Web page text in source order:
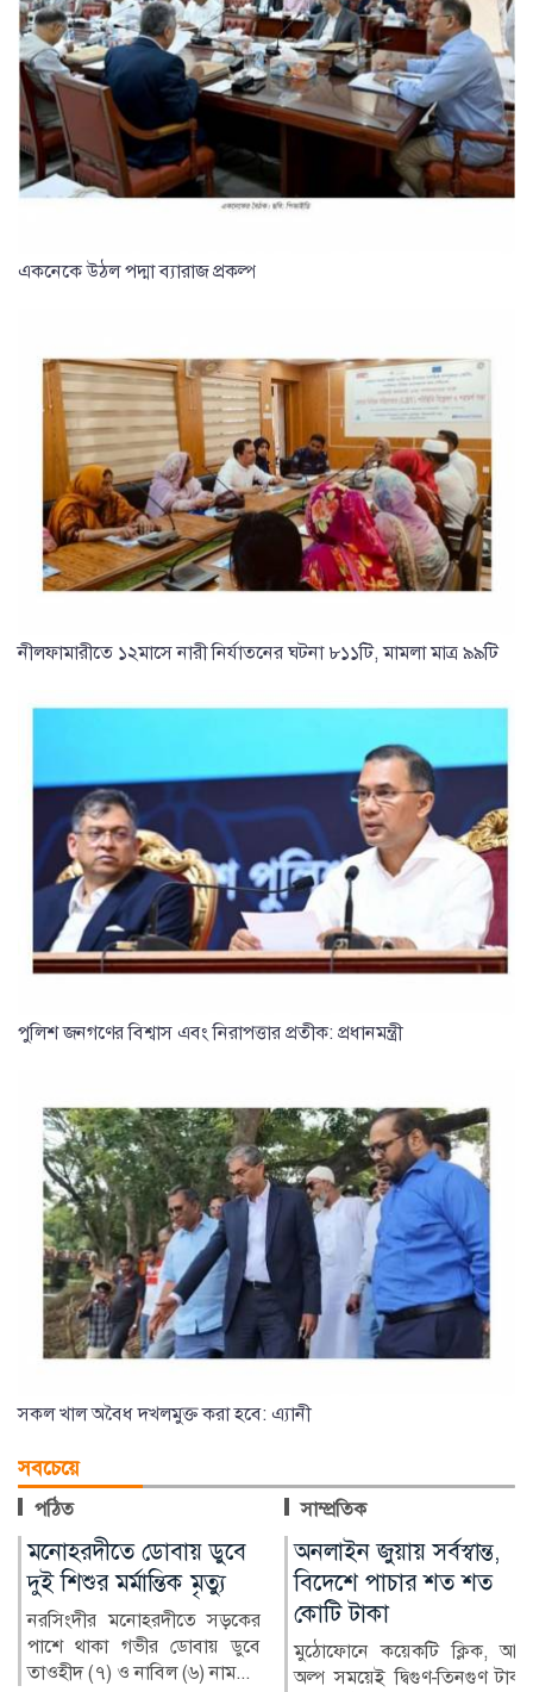
একনেকে উঠল পদ্মা ব্যারাজ প্রকল্প
নীলফামারীতে ১২মাসে নারী নির্যাতনের ঘটনা ৮১১টি, মামলা মাত্র ৯৯টি
পুলিশ জনগণের বিশ্বাস এবং নিরাপত্তার প্রতীক: প্রধানমন্ত্রী
সকল খাল অবৈধ দখলমুক্ত করা হবে: এ্যানী
সবচেয়ে
পঠিত সাম্প্রতিক
অনলাইন জুয়ায় সর্বস্বান্ত,
বিদেশে পাচার শত শত
কোটি টাকা
মুঠোফোনে কয়েকটি ক্লিক, আর
অল্প সময়েই দ্বিগুণ-তিনগুণ টাকা
অর্ধশতাধিক বাংলাদেশিসহ
২০২ অভিবাসী উদ্ধার
গ্রিসের ক্রিট দ্বীপের কাছে পৃথক
অভিযানে ৪৮ ঘণ্টারও কম সময়ে
২০২ জন অভিবাসীকে উ...